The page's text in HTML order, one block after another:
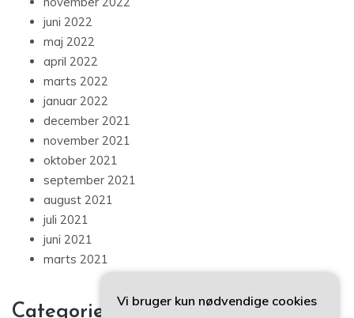
juni 2022
maj 2022
april 2022
marts 2022
januar 2022
december 2021
november 2021
oktober 2021
september 2021
august 2021
juli 2021
juni 2021
marts 2021
Categories
Vi bruger kun nødvendige cookies